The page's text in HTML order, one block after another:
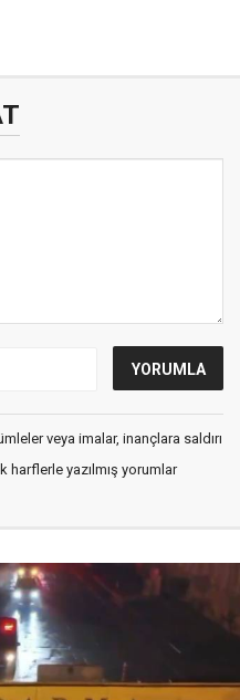
veya imalar, inançlara saldırı
harflerle yazılmış yorumlar